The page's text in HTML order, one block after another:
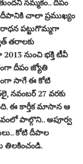
నమ్మకం.. దీపం
దీపానికి చాలా ప్రముఖ్యం
పట్టుగొమ్మగా
తరాలకు
నుంచి భక్తి టీవీ
దీపం జ్యోతి
సాగే ఈ కోటి
27 వరకు
ఈ కార్తీక మాసాన ఆ
పాల్గొని.. అపూర్వ
కోటి దీపాల
తిలకించండి.